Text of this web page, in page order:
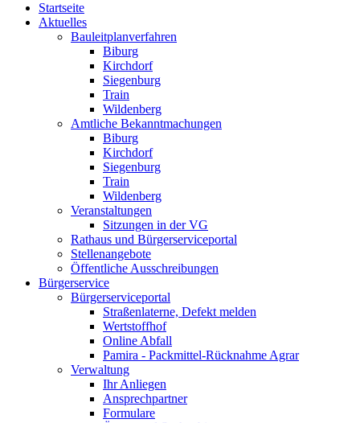
Startseite
Aktuelles
Bauleitplanverfahren
Biburg
Kirchdorf
Siegenburg
Train
Wildenberg
Amtliche Bekanntmachungen
Biburg
Kirchdorf
Siegenburg
Train
Wildenberg
Veranstaltungen
Sitzungen in der VG
Rathaus und Bürgerserviceportal
Stellenangebote
Öffentliche Ausschreibungen
Bürgerservice
Bürgerserviceportal
Straßenlaterne, Defekt melden
Wertstoffhof
Online Abfall
Pamira - Packmittel-Rücknahme Agrar
Verwaltung
Ihr Anliegen
Ansprechpartner
Formulare